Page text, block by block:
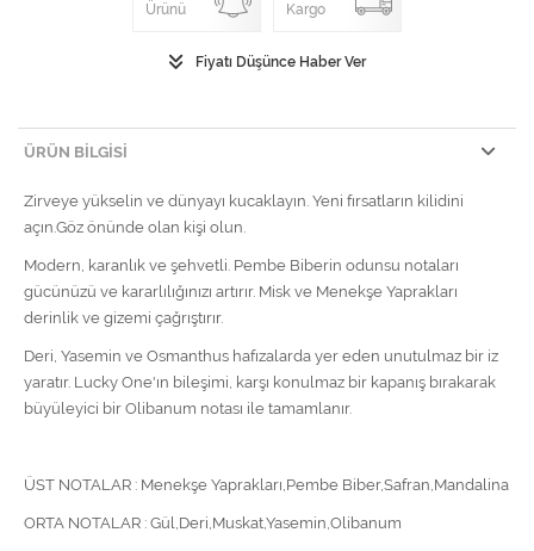
Ürünü Kargo
Fiyatı Düşünce Haber Ver
ÜRÜN BILGISI
Zirveye yükselin ve dünyayı kucaklayın. Yeni fırsatların kilidini
açın.Göz önünde olan kişi olun.
Modern, karanlık ve şehvetli. Pembe Biberin odunsu notaları
gücünüzü ve kararlılığınızı artırır. Misk ve Menekşe Yaprakları
derinlik ve gizemi çağrıştırır.
Deri, Yasemin ve Osmanthus hafızalarda yer eden unutulmaz bir iz
yaratır. Lucky One'ın bileşimi, karşı konulmaz bir kapanış bırakarak
büyüleyici bir Olibanum notası ile tamamlanır.
ÜST NOTALAR : Menekşe Yaprakları,Pembe Biber,Safran,Mandalina
ORTA NOTALAR : Gül,Deri,Muskat,Yasemin,Olibanum